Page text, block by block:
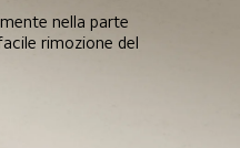
nella parte
rimozione del